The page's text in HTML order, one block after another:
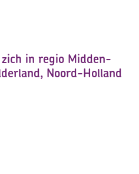
in regio Midden-
Noord-Holland